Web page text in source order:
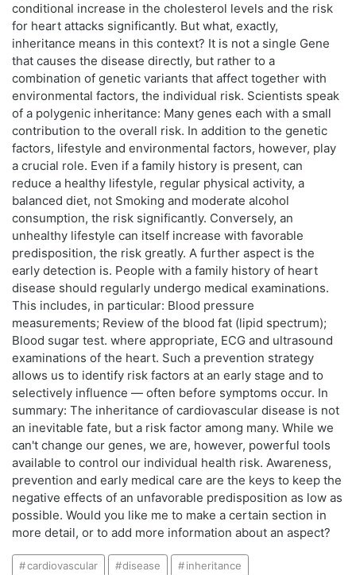
conditional increase in the cholesterol levels and the risk
for heart attacks significantly. But what, exactly,
inheritance means in this context? It is not a single Gene
that causes the disease directly, but rather to a
combination of genetic variants that affect together with
environmental factors, the individual risk. Scientists speak
of a polygenic inheritance: Many genes each with a small
contribution to the overall risk. In addition to the genetic
factors, lifestyle and environmental factors, however, play
a crucial role. Even if a family history is present, can
reduce a healthy lifestyle, regular physical activity, a
balanced diet, not Smoking and moderate alcohol
consumption, the risk significantly. Conversely, an
unhealthy lifestyle can itself increase with favorable
predisposition, the risk greatly. A further aspect is the
early detection is. People with a family history of heart
disease should regularly undergo medical examinations.
This includes, in particular: Blood pressure
measurements; Review of the blood fat (lipid spectrum);
Blood sugar test. where appropriate, ECG and ultrasound
examinations of the heart. Such a prevention strategy
allows us to identify risk factors at an early stage and to
selectively influence — often before symptoms occur. In
summary: The inheritance of cardiovascular disease is not
an inevitable fate, but a risk factor among many. While we
can't change our genes, we are, however, powerful tools
available to control our individual health risk. Awareness,
prevention and early medical care are the keys to keep the
negative effects of an unfavorable predisposition as low as
possible. Would you like me to make a certain section in
more detail, or to add more information about an aspect?
cardiovascular disease inheritance